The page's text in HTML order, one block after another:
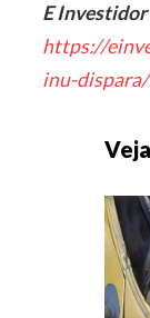
E Investidor
https://
inu-dispara/